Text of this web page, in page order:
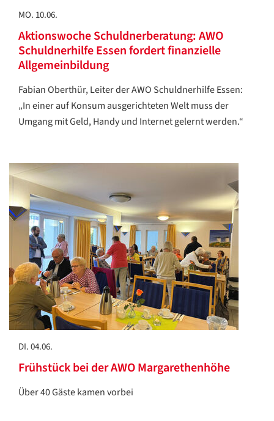
MO. 10.06.
Aktionswoche Schuldnerberatung: AWO
Schuldnerhilfe Essen fordert finanzielle
Allgemeinbildung
Fabian Oberthür, Leiter der AWO Schuldnerhilfe Essen:
„In einer auf Konsum ausgerichteten Welt muss der
Umgang mit Geld, Handy und Internet gelernt werden.“
DI. 04.06.
Frühstück bei der AWO Margarethenhöhe
Über 40 Gäste kamen vorbei